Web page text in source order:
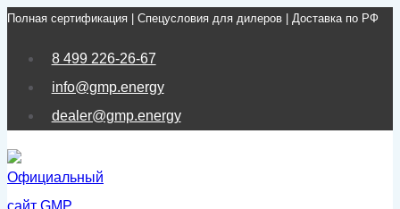
Перейти
Полная сертификация | Спецусловия для дилеров | Доставка по РФ
8 499 226-26-67
info@gmp.energy
dealer@gmp.energy